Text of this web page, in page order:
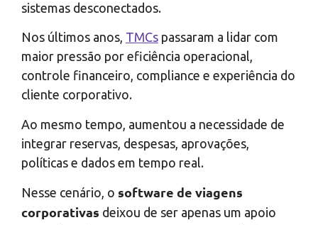
sistemas desconectados.
Nos últimos anos, TMCs passaram a lidar com
maior pressão por eficiência operacional,
controle financeiro, compliance e experiência do
cliente corporativo.
Ao mesmo tempo, aumentou a necessidade de
integrar reservas, despesas, aprovações,
políticas e dados em tempo real.
Nesse cenário, o software de viagens
corporativas deixou de ser apenas um apoio